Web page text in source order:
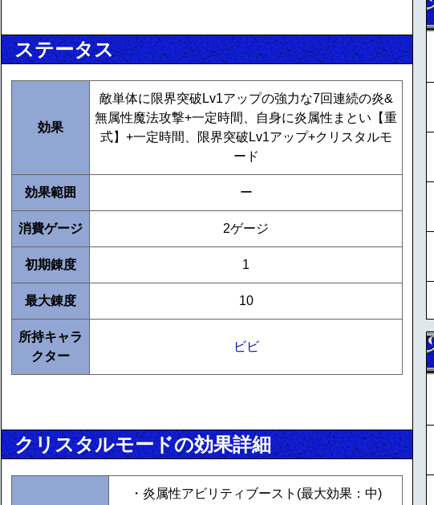
ステータス
効果
敵単体に限界突破Lv1アップの強力な7回連続の炎&
無属性魔法攻撃+一定時間、自身に炎属性まとい【重
式】+一定時間、限界突破Lv1アップ+クリスタルモ
ード
効果範囲 ー
消費ゲージ 2ゲージ
初期錬度 1
最大錬度 10
所持キャラ
クター
ビビ
クリスタルモードの効果詳細
・炎属性アビリティブースト(最大効果：中)